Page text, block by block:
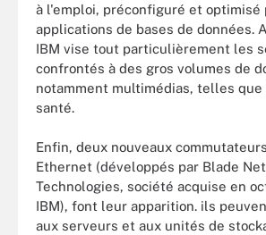
à l'emploi, préconfiguré et optimisé
applications de bases de données.
IBM vise tout particulièrement les
confrontés à des gros volumes de
notamment multimédias, telles
santé.
Enfin, deux nouveaux
Ethernet (développés par Blade
Technologies, société acquise en
IBM), font leur apparition. ils
aux serveurs et aux unités de